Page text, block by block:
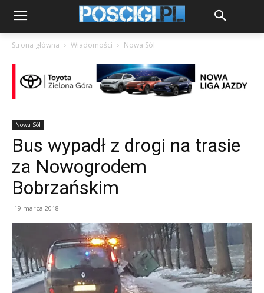
Strona główna Wiadomości Nowa Sól
Nowa Sól
Bus wypadł z drogi na trasie
za Nowogrodem
Bobrzańskim
19 marca 2018